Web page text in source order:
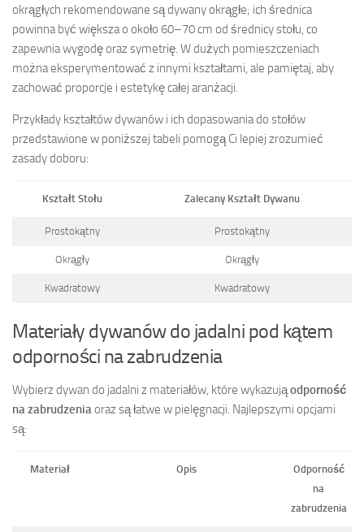
okrągłych rekomendowane są dywany okrągłe; ich średnica
powinna być większa o około 60–70 cm od średnicy stołu, co
zapewnia wygodę oraz symetrię. W dużych pomieszczeniach
można eksperymentować z innymi kształtami, ale pamiętaj, aby
zachować proporcje i estetykę całej aranżacji.
Przykłady kształtów dywanów i ich dopasowania do stołów
przedstawione w poniższej tabeli pomogą Ci lepiej zrozumieć
zasady doboru:
Kształt Stołu Zalecany Kształt Dywanu
Prostokątny Prostokątny
Okrągły Okrągły
Kwadratowy Kwadratowy
Materiały dywanów do jadalni pod kątem
odporności na zabrudzenia
Wybierz dywan do jadalni z materiałów, które wykazująodporność
na zabrudzeniaoraz są łatwe w pielęgnacji. Najlepszymi opcjami
są:
Materiał Opis
Odporność
na
zabrudzenia